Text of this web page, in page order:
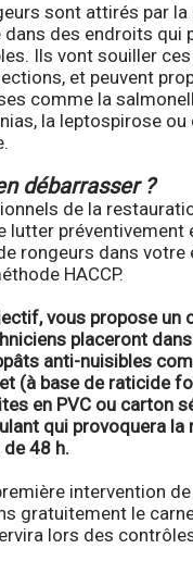
sont attirés par
dans des endroits qui
Ils vont souiller
et peuvent
comme la
la leptospirose ou
débarrasser ?
de la
lutter
rongeurs dans votre
HACCP.
vous propose un
placeront
anti-nuisibles
(à base de raticide
en PVC ou carton
qui provoquera la
48 h.
intervention
gratuitement le
lors des